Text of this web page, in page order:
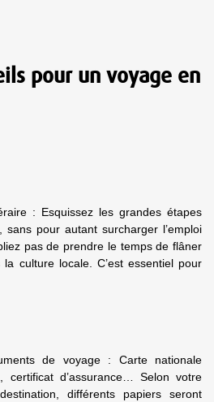
pour un voyage en
: Esquissez les grandes étapes
pour autant surcharger l’emploi
pas de prendre le temps de flâner
culture locale. C’est essentiel pour
de voyage : Carte nationale
certificat d’assurance… Selon votre
différents papiers seront